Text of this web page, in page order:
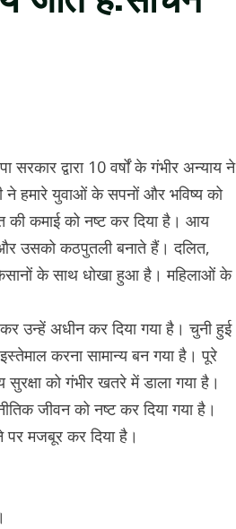
द्वारा 10 वर्षों के गंभीर अन्याय ने
ने हमारे युवाओं के सपनों और भविष्य को
की कमाई को नष्ट कर दिया है। आय
उसको कठपुतली बनाते हैं। दलित,
के साथ धोखा हुआ है। महिलाओं के
उन्हें अधीन कर दिया गया है। चुनी हुई
करना सामान्य बन गया है। पूरे
को गंभीर खतरे में डाला गया है।
जीवन को नष्ट कर दिया गया है।
पर मजबूर कर दिया है।